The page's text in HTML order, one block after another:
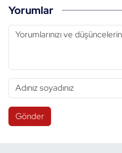
Yorumlar
Gönder